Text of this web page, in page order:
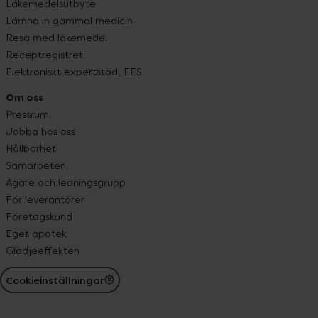
Läkemedelsutbyte
Lämna in gammal medicin
Resa med läkemedel
Receptregistret
Elektroniskt expertstöd, EES
Om oss
Pressrum
Jobba hos oss
Hållbarhet
Samarbeten
Ägare och ledningsgrupp
För leverantörer
Företagskund
Eget apotek
Glädjeeffekten
Cookieinställningar